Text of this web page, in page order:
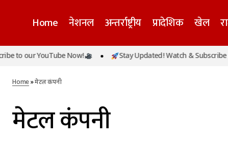
Home नेशनल अन्तर्राष्ट्रीय प्रादेशिक खेल
to our YouTube Now! Stay Updated! Watch & Subscribe
Home»मेटल कंपनी
मेटल कंपनी